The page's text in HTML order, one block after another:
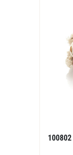
100802